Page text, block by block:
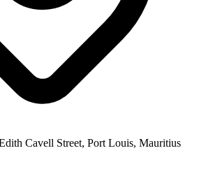
Cavell Street, Port Louis, Mauritius